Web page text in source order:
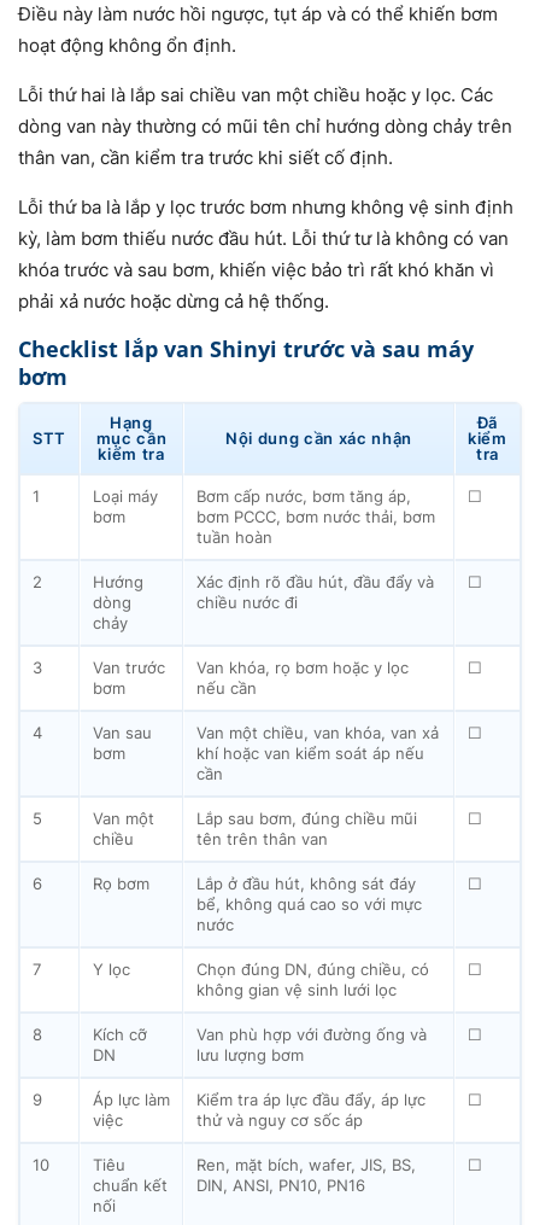
Điều này làm nước hồi ngược, tụt áp và có thể khiến bơm
hoạt động không ổn định.
Lỗi thứ hai là lắp sai chiều van một chiều hoặc y lọc. Các
dòng van này thường có mũi tên chỉ hướng dòng chảy trên
thân van, cần kiểm tra trước khi siết cố định.
Lỗi thứ ba là lắp y lọc trước bơm nhưng không vệ sinh định
kỳ, làm bơm thiếu nước đầu hút. Lỗi thứ tư là không có van
khóa trước và sau bơm, khiến việc bảo trì rất khó khăn vì
phải xả nước hoặc dừng cả hệ thống.
Checklist lắp van Shinyi trước và sau máy
bơm
STT
Hạng
mục cần
kiểm tra
Nội dung cần xác nhận
Đã
kiểm
tra
1
Loại máy
bơm
Bơm cấp nước, bơm tăng áp,
bơm PCCC, bơm nước thải, bơm
tuần hoàn
☐
2
Hướng
dòng
chảy
Xác định rõ đầu hút, đầu đẩy và
chiều nước đi
☐
3
Van trước
bơm
Van khóa, rọ bơm hoặc y lọc
nếu cần
☐
4
Van sau
bơm
Van một chiều, van khóa, van xả
khí hoặc van kiểm soát áp nếu
cần
☐
5
Van một
chiều
Lắp sau bơm, đúng chiều mũi
tên trên thân van
☐
6 Rọ bơm
Lắp ở đầu hút, không sát đáy
bể, không quá cao so với mực
nước
☐
7 Y lọc
Chọn đúng DN, đúng chiều, có
không gian vệ sinh lưới lọc
☐
8
Kích cỡ
DN
Van phù hợp với đường ống và
lưu lượng bơm
☐
9
Áp lực làm
việc
Kiểm tra áp lực đầu đẩy, áp lực
thử và nguy cơ sốc áp
☐
10
Tiêu
chuẩn kết
nối
Ren, mặt bích, wafer, JIS, BS,
DIN, ANSI, PN10, PN16
☐